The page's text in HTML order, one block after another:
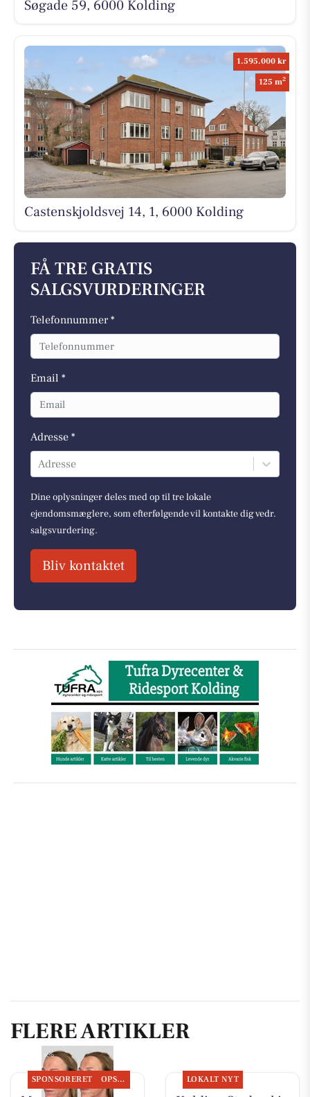
Søgade 59, 6000 Kolding
1.595.000 kr
125 m2
Castenskjoldsvej 14, 1, 6000 Kolding
FÅ TRE GRATIS
SALGSVURDERINGER
Telefonnummer *
Email *
Adresse *
Adresse
Dine oplysninger deles med op til tre lokale
ejendomsmæglere, som efterfølgende vil kontakte dig vedr.
salgsvurdering.
Bliv kontaktet
FLERE ARTIKLER
SPONSORERET OPSLAGSTAVLEN LOKALT NYT